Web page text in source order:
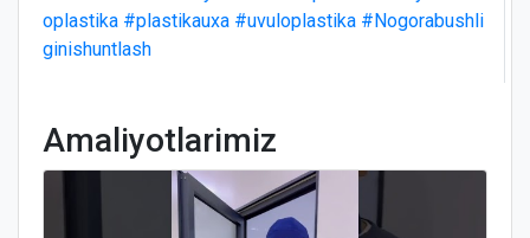
oplastika #plastikauxa #uvuloplastika #Nogorabushli
ginishuntlash
Amaliyotlarimiz